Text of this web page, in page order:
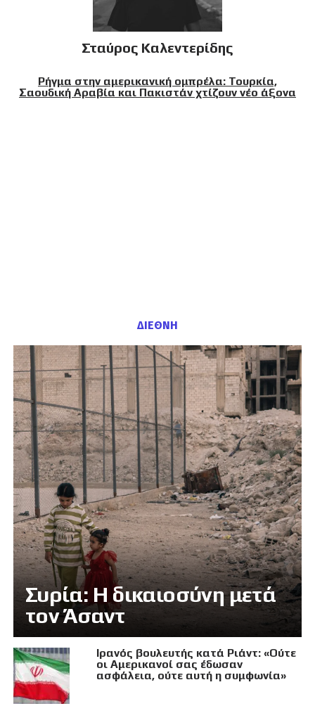
Σταύρος Καλεντερίδης
Ρήγμα στην αμερικανική ομπρέλα: Τουρκία,
Σαουδική Αραβία και Πακιστάν χτίζουν νέο άξονα
ΔΙΕΘΝΗ
Συρία: Η δικαιοσύνη μετά
τον Άσαντ
Ιρανός βουλευτής κατά Ριάντ: «Ούτε
οι Αμερικανοί σας έδωσαν
ασφάλεια, ούτε αυτή η συμφωνία»